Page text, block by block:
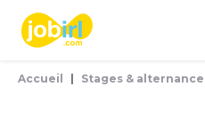
Accueil Stages & alternance
Panneau de gestion des